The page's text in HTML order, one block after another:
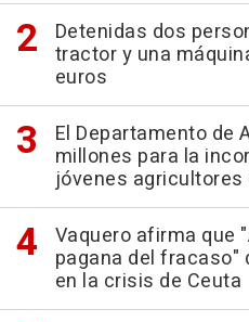
Detenidas dos
tractor y una
euros
El Departamento de
millones para la
jóvenes agricultores
Vaquero afirma que
pagana del fracaso"
en la crisis de Ceuta